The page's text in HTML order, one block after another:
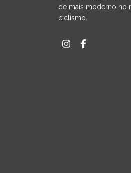
de mais moderno no
ciclismo.